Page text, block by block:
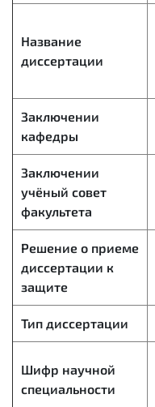
Название
диссертации
Заключении
кафедры
Заключении
учёный совет
факультета
Решение о приеме
диссертации к
защите
Тип диссертации
Шифр научной
специальности